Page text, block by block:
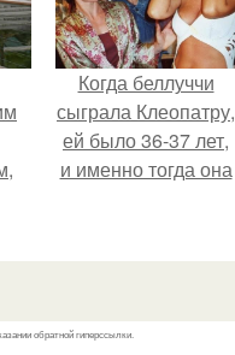
Когда беллуччи
сыграла Клеопатру,
ей было 36-37 лет,
и именно тогда она
обратной гиперссылки.